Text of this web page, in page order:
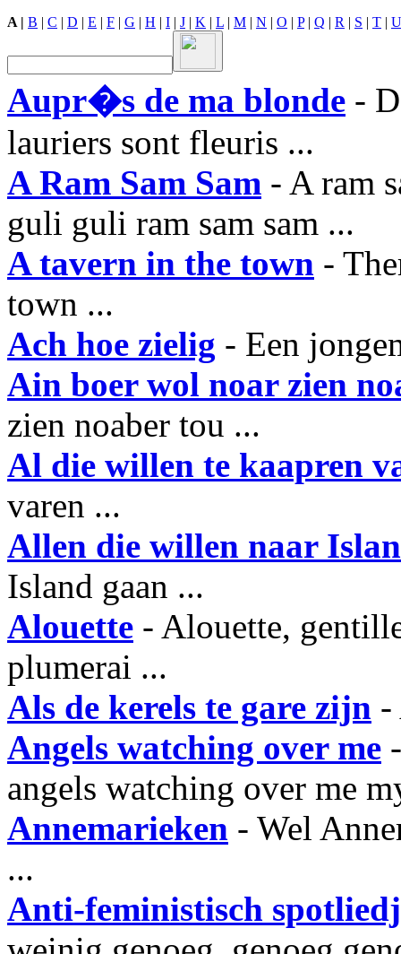
A | B | C | D | E | F | G | H | I | J | K | L | M | N | O | P| Q | R | S | T | U
Aupr�s de ma blonde -
lauriers sont fleuris ...
A Ram Sam Sam - A ram
guli guli ram sam sam ...
A tavern in the town -
town ...
Ach hoe zielig - Een
Ain boer wol noar zien
zien noaber tou ...
Al die willen te kaapren
varen ...
Allen die willen naar
Island gaan ...
Alouette - Alouette,
plumerai ...
Als de kerels te gare zijn -
Angels watching over me
angels watching over me
Annemarieken - Wel
...
Anti-feministisch